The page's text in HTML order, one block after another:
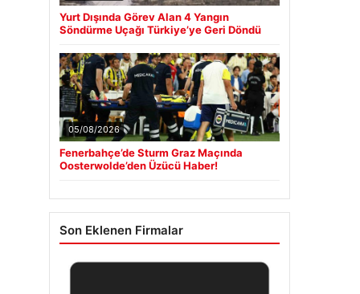
Yurt Dışında Görev Alan 4 Yangın
Söndürme Uçağı Türkiye’ye Geri Döndü
05/08/2026
Fenerbahçe’de Sturm Graz Maçında
Oosterwolde’den Üzücü Haber!
Son Eklenen Firmalar